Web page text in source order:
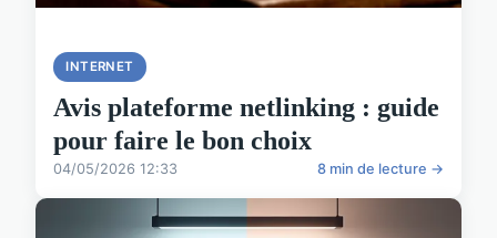
INTERNET
Avis plateforme netlinking : guide
pour faire le bon choix
04/05/2026 12:33 8 min de lecture →